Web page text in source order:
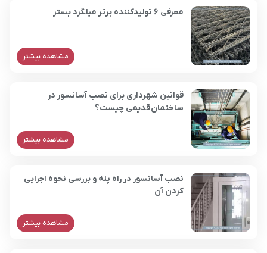
معرفی 6 تولیدکننده برتر میلگرد بستر
مشاهده بیشتر
قوانین شهرداری برای نصب آسانسور در
ساختمان قدیمی چیست؟
مشاهده بیشتر
نصب آسانسور در راه پله و بررسی نحوه اجرایی
کردن آن
مشاهده بیشتر